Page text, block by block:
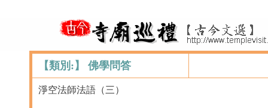
【類別:】 佛學問答
淨空法師法語（三）